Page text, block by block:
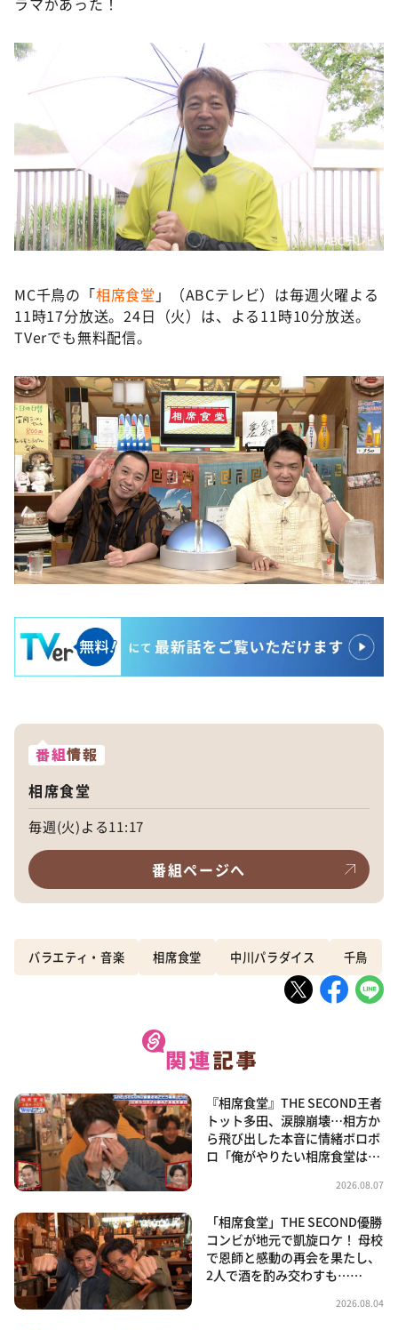
©ABCテレビ
MC千鳥の「相席食堂 」（ABCテレビ）は毎週火曜よる
11時17分放送。24日（火）は、よる11時10分放送。
TVerでも無料配信。
番組情報
相席食堂
毎週(火)よる11:17
番組ページへ
バラエティ・音楽 相席食堂 中川パラダイス 千鳥
『相席食堂』THE SECOND王者
トット多田、涙腺崩壊…相方か
ら飛び出した本音に情緒ボロボ
ロ「俺がやりたい相席食堂は…
2026.08.07
「相席食堂」THE SECOND優勝
コンビが地元で凱旋ロケ！ 母校
で恩師と感動の再会を果たし、
2人で酒を酌み交わすも……
2026.08.04